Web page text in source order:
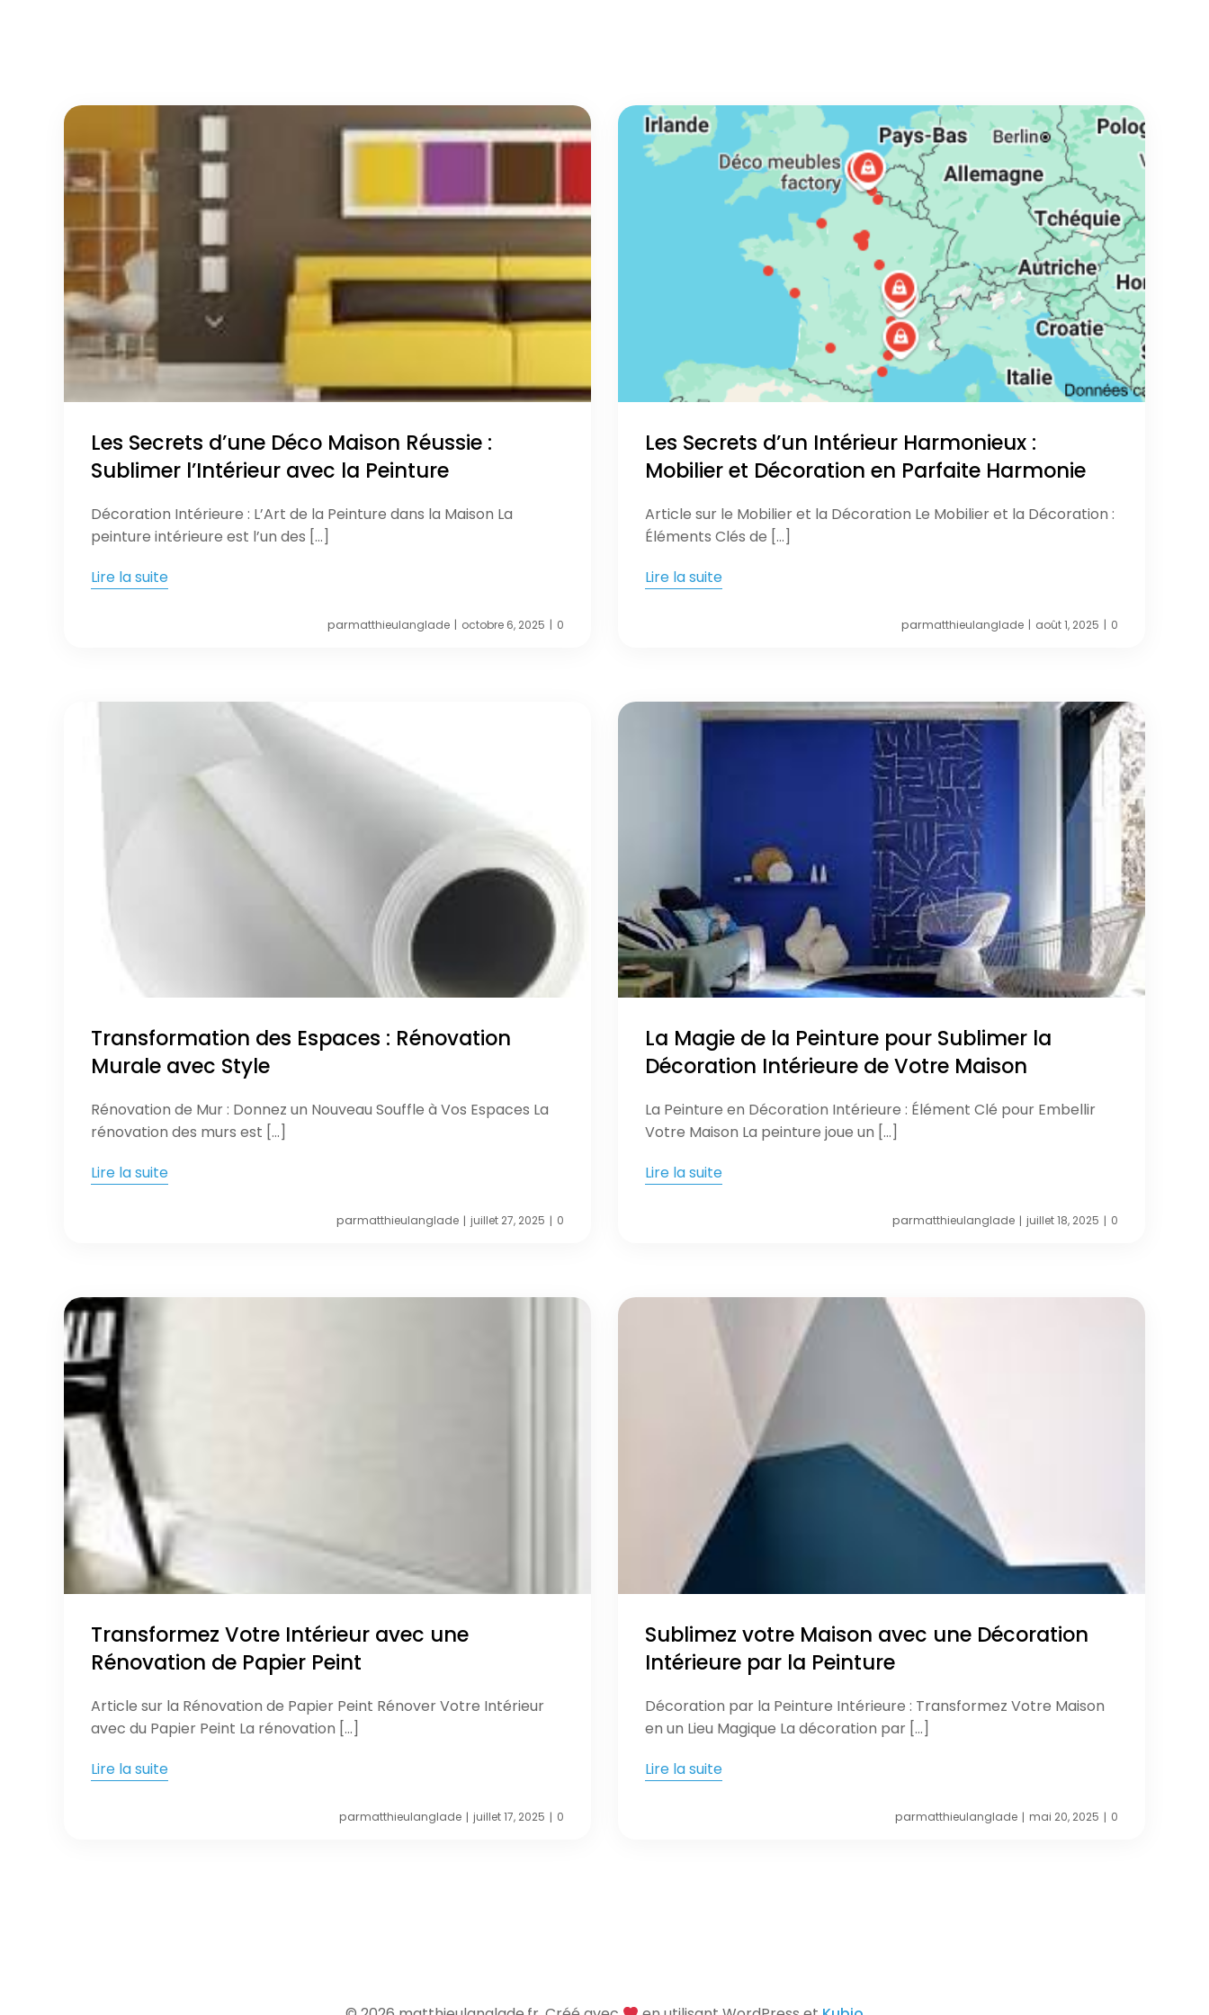
Les Secrets d’une Déco Maison Réussie :
Sublimer l’Intérieur avec la Peinture
Décoration Intérieure : L’Art de la Peinture dans la Maison La
peinture intérieure est l’un des […]
Lire la suite
parmatthieulanglade | octobre 6, 2025 | 0
Les Secrets d’un Intérieur Harmonieux :
Mobilier et Décoration en Parfaite Harmonie
Article sur le Mobilier et la Décoration Le Mobilier et la Décoration :
Éléments Clés de […]
Lire la suite
parmatthieulanglade | août 1, 2025 | 0
Transformation des Espaces : Rénovation
Murale avec Style
Rénovation de Mur : Donnez un Nouveau Souffle à Vos Espaces La
rénovation des murs est […]
Lire la suite
parmatthieulanglade | juillet 27, 2025 | 0
La Magie de la Peinture pour Sublimer la
Décoration Intérieure de Votre Maison
La Peinture en Décoration Intérieure : Élément Clé pour Embellir
Votre Maison La peinture joue un […]
Lire la suite
parmatthieulanglade | juillet 18, 2025 | 0
Transformez Votre Intérieur avec une
Rénovation de Papier Peint
Article sur la Rénovation de Papier Peint Rénover Votre Intérieur
avec du Papier Peint La rénovation […]
Lire la suite
parmatthieulanglade | juillet 17, 2025 | 0
Sublimez votre Maison avec une Décoration
Intérieure par la Peinture
Décoration par la Peinture Intérieure : Transformez Votre Maison
en un Lieu Magique La décoration par […]
Lire la suite
parmatthieulanglade | mai 20, 2025 | 0